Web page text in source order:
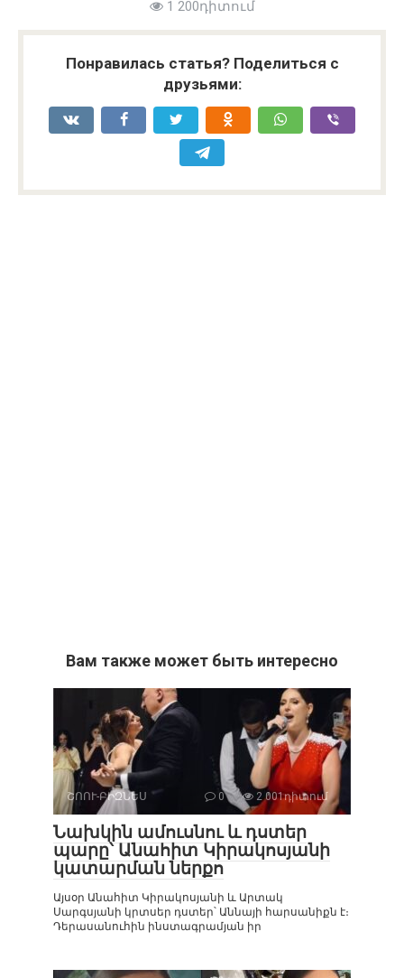
1 200դիտում
Понравилась статья? Поделиться с
друзьями:
Вам также может быть интересно
ՇՈՈՒ-ԲԻԶՆԵՍ 0 2 001դիտում
Նախկին ամուսնու և դստեր
պարը՝ Անահիտ Կիրակոսյանի
կատարման ներքո
Այսօր Անահիտ Կիրակոսյանի և Արտակ
Սարգսյանի կրտսեր դստեր՝ Աննայի հարսանիքն է։
Դերասանուհին ինստագրամյան իր